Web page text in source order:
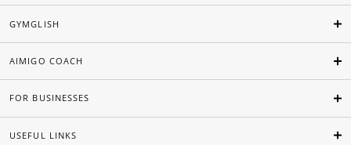
GYMGLISH
AIMIGO COACH
FOR BUSINESSES
USEFUL LINKS